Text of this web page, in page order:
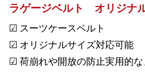
ラゲージベルト オリジナ
☑ スーツケースベルト
☑ オリジナルサイズ対応可能
☑ 荷崩れや開放の防止実用的な